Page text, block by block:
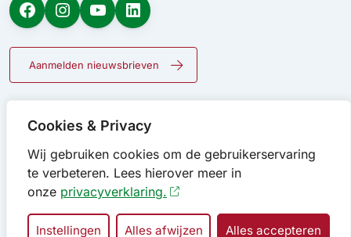
Cookies & Privacy
Wij gebruiken cookies om de gebruikerservaring
te verbeteren. Lees hierover meer in
onze privacyverklaring.
Instellingen Alles afwijzen Alles accepteren
Facebook Instagram YouTube LinkedIn
Aanmelden nieuwsbrieven